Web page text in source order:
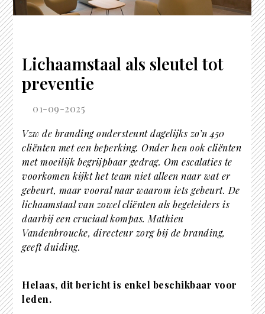
CONTACT
Lichaamstaal als sleutel tot
preventie
01-09-2025
Vzw de branding ondersteunt dagelijks zo’n 450
cliënten met een beperking. Onder hen ook cliënten
met moeilijk begrijpbaar gedrag. Om escalaties te
voorkomen kijkt het team niet alleen naar wat er
gebeurt, maar vooral naar waarom iets gebeurt. De
lichaamstaal van zowel cliënten als begeleiders is
daarbij een cruciaal kompas. Mathieu
Vandenbroucke, directeur zorg bij de branding,
geeft duiding.
Helaas, dit bericht is enkel beschikbaar voor
leden.